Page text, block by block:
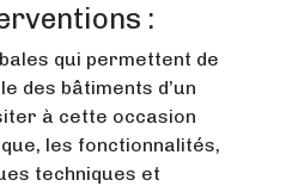
:
qui permettent de
des bâtiments d’un
à cette occasion
les fonctionnalités,
techniques et